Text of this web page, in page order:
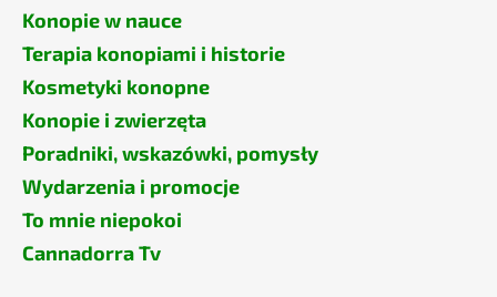
Konopie w nauce
Terapia konopiami i historie
Kosmetyki konopne
Konopie i zwierzęta
Poradniki, wskazówki, pomysły
Wydarzenia i promocje
To mnie niepokoi
Cannadorra Tv